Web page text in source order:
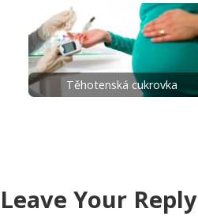
Těhotenská cukrovka
Leave Your Reply